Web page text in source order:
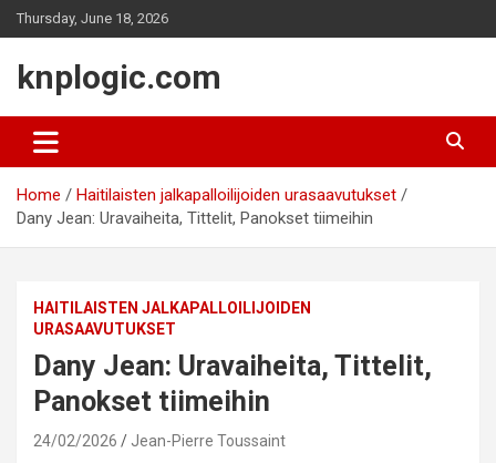
Skip
to
Thursday, June 18, 2026
knplogic.com
Home
Haitilaisten jalkapalloilijoiden urasaavutukset
Dany Jean: Uravaiheita, Tittelit, Panokset tiimeihin
HAITILAISTEN JALKAPALLOILIJOIDEN
URASAAVUTUKSET
Dany Jean: Uravaiheita, Tittelit,
Panokset tiimeihin
24/02/2026 Jean-Pierre Toussaint